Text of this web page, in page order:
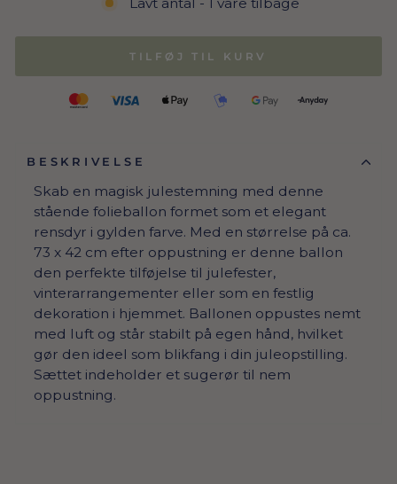
TILFØJ TIL KURV
BESKRIVELSE
Skab en magisk julestemning med denne
stående folieballon formet som et elegant
rensdyr i gylden farve. Med en størrelse på ca.
73 x 42 cm efter oppustning er denne ballon
den perfekte tilføjelse til julefester,
vinterarrangementer eller som en festlig
dekoration i hjemmet. Ballonen oppustes nemt
med luft og står stabilt på egen hånd, hvilket
gør den ideel som blikfang i din juleopstilling.
Sættet indeholder et sugerør til nem
oppustning.